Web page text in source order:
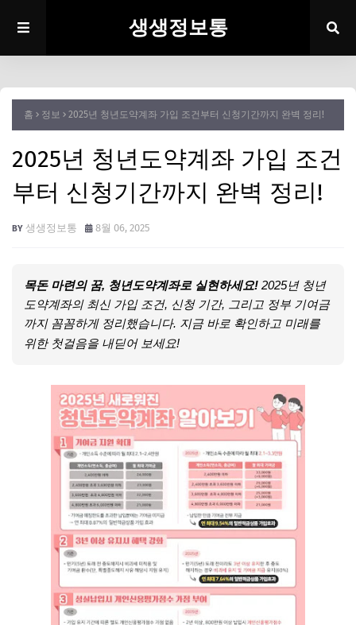
생생정보통
홈 정보 2025년 청년도약계좌 가입 조건부터 신청기간까지 완벽 정리!
2025년 청년도약계좌 가입 조건
부터 신청기간까지 완벽 정리!
생생정보통 8월 06, 2025
목돈 마련의 꿈, 청년도약계좌로 실현하세요! 2025년 청년
도약계좌의 최신 가입 조건, 신청 기간, 그리고 정부 기여금
까지 꼼꼼하게 정리했습니다. 지금 바로 확인하고 미래를
위한 첫걸음을 내딛어 보세요!